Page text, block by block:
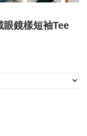
眼鏡樣短袖Tee